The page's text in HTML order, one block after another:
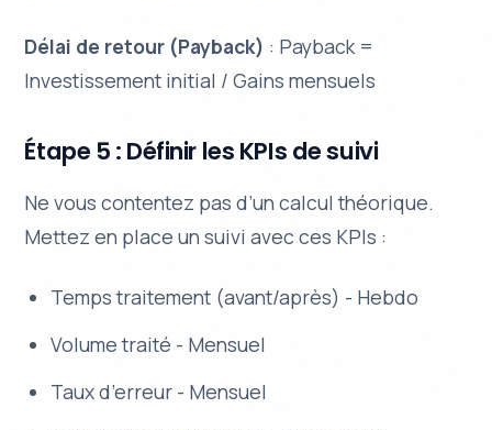
Délai de retour (Payback) : Payback =
Investissement initial / Gains mensuels
Étape 5 : Définir les KPIs de suivi
Ne vous contentez pas d’un calcul théorique.
Mettez en place un suivi avec ces KPIs :
Temps traitement (avant/après) - Hebdo
Volume traité - Mensuel
Taux d’erreur - Mensuel